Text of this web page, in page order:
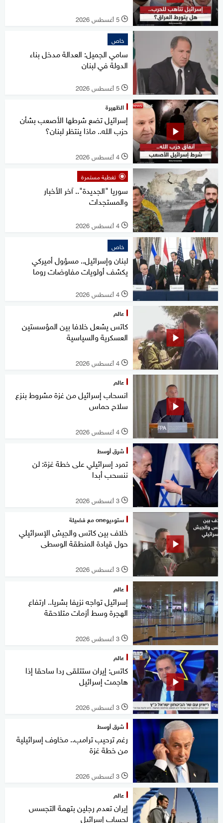
l 5 أغسطس 2026
خاص
سامي الجميل: العدالة مدخل بناء
الدولة في لبنان
l 5 أغسطس 2026
الظهيرة
إسرائيل تضع شرطها الأصعب بشأن
حزب الله.. ماذا ينتظر لبنان؟
l 4 أغسطس 2026
تغطية مستمرة
سوريا "الجديدة".. آخر الأخبار
والمستجدات
l 4 أغسطس 2026
خاص
لبنان وإسرائيل.. مسؤول أميركي
يكشف أولويات مفاوضات روما
l 4 أغسطس 2026
عالم
كاتس يشعل خلافا بين المؤسستين
العسكرية والسياسية
l 4 أغسطس 2026
عالم
انسحاب إسرائيل من غزة مشروط بنزع
سلاح حماس
l 4 أغسطس 2026
شرق أوسط
تمرد إسرائيلي على خطة غزة: لن
ننسحب أبدا
l 3 أغسطس 2026
ستوديوone مع فضيلة
خلاف بين كاتس والجيش الإسرائيلي
حول قيادة المنطقة الوسطى
l 3 أغسطس 2026
عالم
إسرائيل تواجه نزيفا بشريا.. ارتفاع
الهجرة وسط أزمات متلاحقة
l 3 أغسطس 2026
عالم
كاتس: إيران ستتلقى ردا ساحقا إذا
هاجمت إسرائيل
l 3 أغسطس 2026
شرق أوسط
رغم ترحيب ترامب.. مخاوف إسرائيلية
من خطة غزة
l 3 أغسطس 2026
عالم
إيران تعدم رجلين بتهمة التجسس
لحساب إسرائيل